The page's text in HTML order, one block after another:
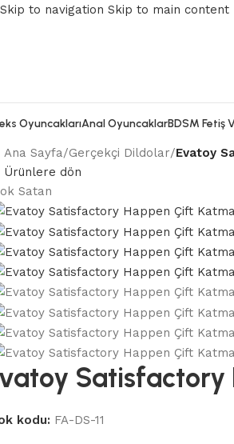
Skip to navigation Skip to main content
OyuncaklarıAnal OyuncaklarBDSM Fetiş
Ana Sayfa/Gerçekçi Dildolar/Evatoy
Ürünlere dön
Satan
Satisfactory
kodu: FA-DS-11